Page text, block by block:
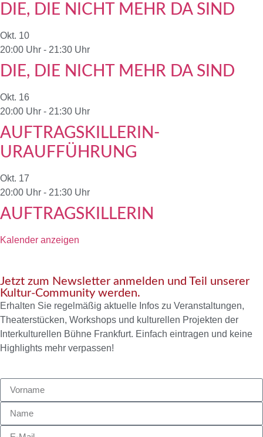
DIE, DIE NICHT MEHR DA SIND
Okt. 10
20:00 Uhr - 21:30 Uhr
DIE, DIE NICHT MEHR DA SIND
Okt. 16
20:00 Uhr - 21:30 Uhr
AUFTRAGSKILLERIN-
URAUFFÜHRUNG
Okt. 17
20:00 Uhr - 21:30 Uhr
AUFTRAGSKILLERIN
Kalender anzeigen
Jetzt zum Newsletter anmelden und Teil unserer
Kultur-Community werden.
Erhalten Sie regelmäßig aktuelle Infos zu Veranstaltungen,
Theaterstücken, Workshops und kulturellen Projekten der
Interkulturellen Bühne Frankfurt. Einfach eintragen und keine
Highlights mehr verpassen!